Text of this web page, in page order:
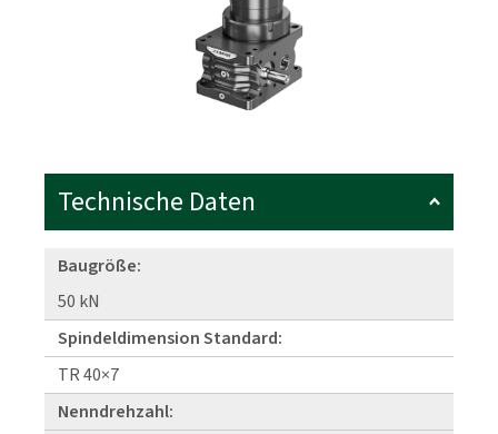
Technische Daten
Baugröße:
50 kN
Spindeldimension Standard:
TR 40×7
Nenndrehzahl: